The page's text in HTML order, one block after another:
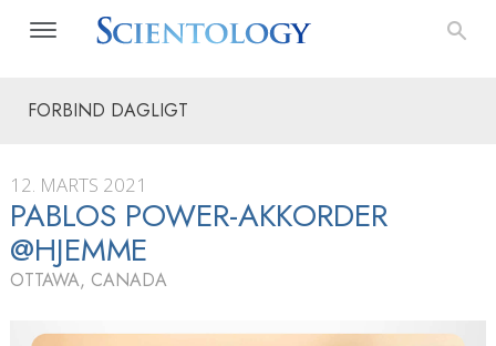
FORBIND DAGLIGT
12. MARTS 2021
PABLOS POWER-AKKORDER
@HJEMME
OTTAWA, CANADA